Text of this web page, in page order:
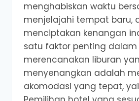
menghabiskan waktu
menjelajahi tempat baru,
menciptakan kenangan
satu faktor penting dalam
merencanakan liburan
menyenangkan adalah
akomodasi yang tepat,